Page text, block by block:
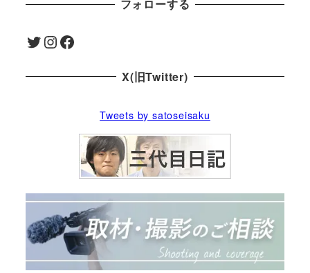
フォローする
Twitter InstagramFacebook
X(旧Twitter)
Tweets by satoseisaku